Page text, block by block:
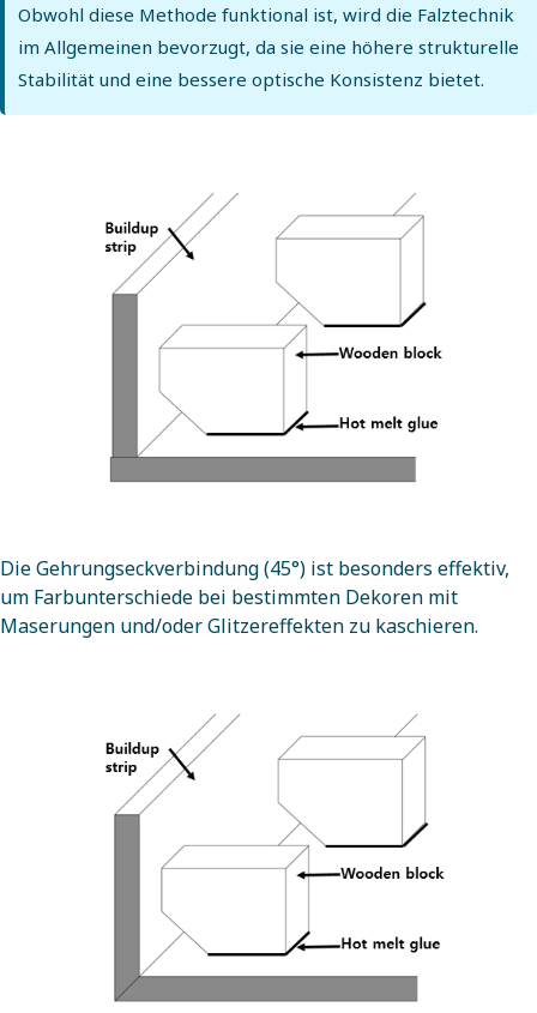
Obwohl diese Methode funktional ist, wird die Falztechnik
im Allgemeinen bevorzugt, da sie eine höhere strukturelle
Stabilität und eine bessere optische Konsistenz bietet.
Die Gehrungseckverbindung (45°) ist besonders effektiv,
um Farbunterschiede bei bestimmten Dekoren mit
Maserungen und/oder Glitzereffekten zu kaschieren.